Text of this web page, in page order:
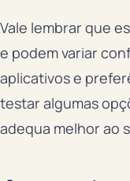
Vale lembrar que
e podem variar
aplicativos e
testar algumas
adequa melhor ao